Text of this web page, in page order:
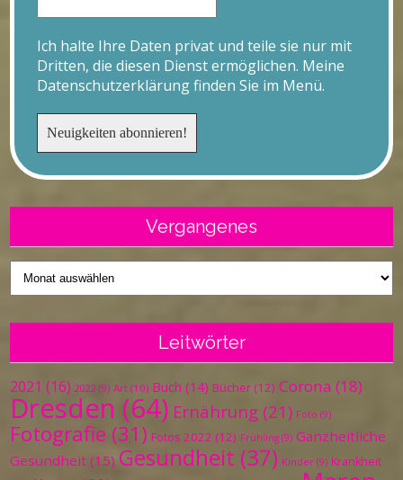
Ich halte Ihre Daten privat und teile sie nur mit
Dritten, die diesen Dienst ermöglichen. Meine
Datenschutzerklärung finden Sie im Menü.
Vergangenes
Vergangenes
Leitwörter
2021 (16) 2022 (9) Art (10) Buch (14) Bücher (12) Corona (18)
Dresden (64) Ernährung (21) Foto (9)
Fotografie (31) Fotos 2022 (12) Frühling (9) Ganzheitliche
Gesundheit (15) Gesundheit (37) Kinder (9) Krankheit